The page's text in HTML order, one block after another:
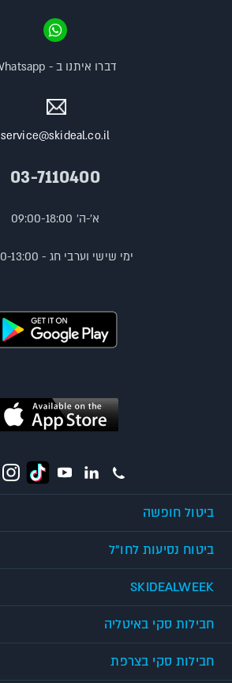
service@skideal.co.il
03-7110400
א'-ה' 09:00-18:00
ימי שישי וערבי חג - 09:00-13:00
דברו איתנו ב - Whatsapp
ביטול חופשה
ביטוח נסיעות לחו"ל
SKIDEALWEEK
חבילות סקי באיטליה
חבילות סקי בצרפת